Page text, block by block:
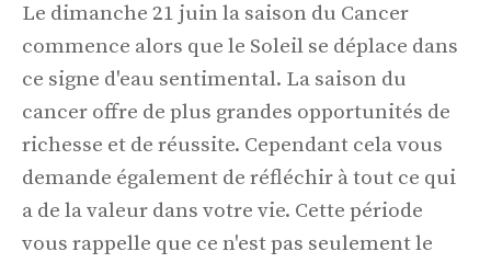
Le dimanche 21 juin la saison du Cancer
commence alors que le Soleil se déplace dans
ce signe d'eau sentimental. La saison du
cancer offre de plus grandes opportunités de
richesse et de réussite. Cependant cela vous
demande également de réfléchir à tout ce qui
a de la valeur dans votre vie. Cette période
vous rappelle que ce n'est pas seulement le